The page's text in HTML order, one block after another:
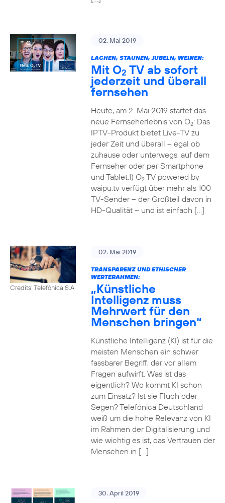
02. Mai 2019
LACHEN, STAUNEN, JUBELN, WEINEN:
Mit O2 TV ab sofort
jederzeit und überall
fernsehen
Heute, am 2. Mai 2019 startet das
neue Fernseherlebnis von O2: Das
IPTV-Produkt bietet Live-TV zu
jeder Zeit und überall – egal ob
zuhause oder unterwegs, auf dem
Fernseher oder per Smartphone
und Tablet.1) O2TV powered by
waipu.tv verfügt über mehr als 100
TV-Sender – der Großteil davon in
HD-Qualität – und ist einfach […]
Credits: Telefónica S.A
02. Mai 2019
TRANSPARENZ UND ETHISCHER
WERTERAHMEN:
„Künstliche
Intelligenz muss
Mehrwert für den
Menschen bringen“
Künstliche Intelligenz (KI) ist für die
meisten Menschen ein schwer
fassbarer Begriff, der vor allem
Fragen aufwirft. Was ist das
eigentlich? Wo kommt KI schon
zum Einsatz? Ist sie Fluch oder
Segen? Telefónica Deutschland
weiß um die hohe Relevanz von KI
im Rahmen der Digitalisierung und
wie wichtig es ist, das Vertrauen der
Menschen in […]
30. April 2019